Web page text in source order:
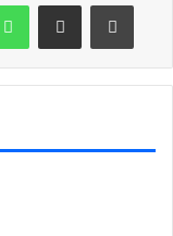
WhatsAppShare via Email Print